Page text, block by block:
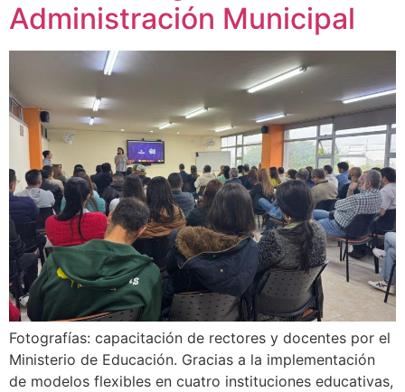
Administración Municipal
Fotografías: capacitación de rectores y docentes por el
Ministerio de Educación. Gracias a la implementación
de modelos flexibles en cuatro instituciones educativas,